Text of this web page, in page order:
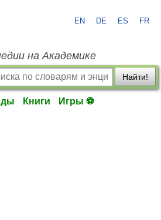
EN DE ES FR
на Академике
Найти!
Книги Игры ⚽